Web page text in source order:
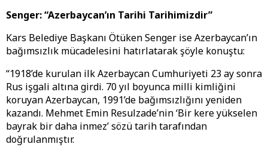
Senger: “Azerbaycan’ın Tarihi Tarihimizdir”
Kars Belediye Başkanı Ötüken Senger ise Azerbaycan’ın
bağımsızlık mücadelesini hatırlatarak şöyle konuştu:
“1918’de kurulan ilk Azerbaycan Cumhuriyeti 23 ay sonra
Rus işgali altına girdi. 70 yıl boyunca milli kimliğini
koruyan Azerbaycan, 1991’de bağımsızlığını yeniden
kazandı. Mehmet Emin Resulzade’nin ‘Bir kere yükselen
bayrak bir daha inmez’ sözü tarih tarafından
doğrulanmıştır.